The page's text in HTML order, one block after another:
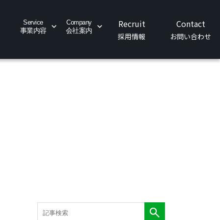
Service
事業内容
Company
会社案内
Sustainability News
お知らせ
Recruit
採用情報
Contact
お問い合わせ